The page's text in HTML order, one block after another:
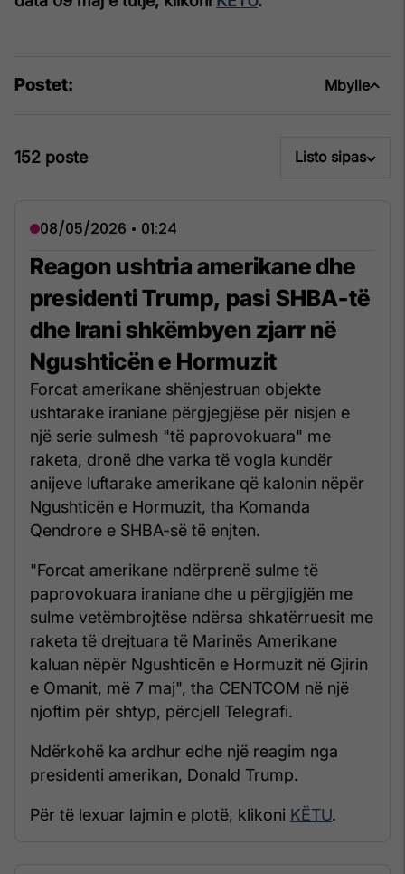
Postet: Mbylle
152 poste Listo sipas
08/05/2026 • 01:24
Reagon ushtria amerikane dhe
presidenti Trump, pasi SHBA-të
dhe Irani shkëmbyen zjarr në
Ngushticën e Hormuzit
Forcat amerikane shënjestruan objekte
ushtarake iraniane përgjegjëse për nisjen e
një serie sulmesh "të paprovokuara" me
raketa, dronë dhe varka të vogla kundër
anijeve luftarake amerikane që kalonin nëpër
Ngushticën e Hormuzit, tha Komanda
Qendrore e SHBA-së të enjten.
"Forcat amerikane ndërprenë sulme të
paprovokuara iraniane dhe u përgjigjën me
sulme vetëmbrojtëse ndërsa shkatërruesit me
raketa të drejtuara të Marinës Amerikane
kaluan nëpër Ngushticën e Hormuzit në Gjirin
e Omanit, më 7 maj", tha CENTCOM në një
njoftim për shtyp, përcjell Telegrafi.
Ndërkohë ka ardhur edhe një reagim nga
presidenti amerikan, Donald Trump.
Për të lexuar lajmin e plotë, klikoni KËTU.